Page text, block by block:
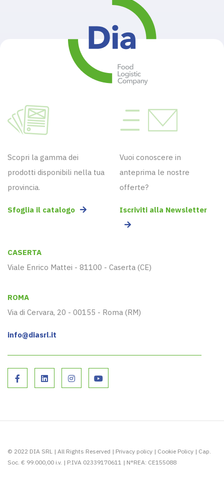
Scopri la gamma dei
prodotti disponibili nella tua
provincia.
Sfoglia il catalogo
Vuoi conoscere in
anteprima le nostre
offerte?
Iscriviti alla Newsletter
CASERTA
Viale Enrico Mattei - 81100 - Caserta (CE)
ROMA
Via di Cervara, 20 - 00155 - Roma (RM)
info@diasrl.it
© 2022 DIA SRL | All Rights Reserved | Privacy policy | Cookie Policy | Cap.
Soc. € 99.000,00 i.v. | P.IVA 02339170611 | N°REA: CE155088